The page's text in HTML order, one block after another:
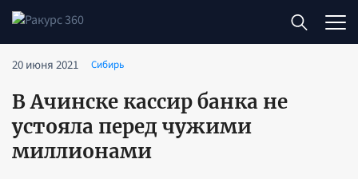
20 июня 2021 Сибирь
В Ачинске кассир банка не
устояла перед чужими
миллионами